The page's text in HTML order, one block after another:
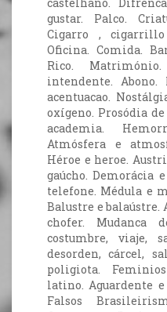
castelhano.
gustar. Palco.
Cigarro ,
Oficina. Comida.
Rico.
intendente. Abono.
acentuacao.
oxígeno. Prosódia
academia.
Atmósfera e
Héroe e heroe.
gaúcho. Demorácia
telefone. Médula e
Balustre e balaústre.
chofer. Mudanca
costumbre, viaje,
desorden, cárcel,
poligiota.
latino. Aguardente e
Falsos